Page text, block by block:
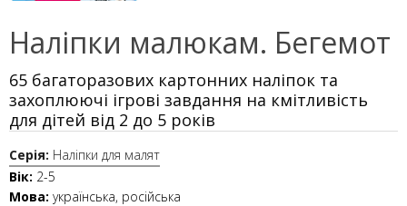
Наліпки малюкам. Бегемот
65 багаторазових картонних наліпок та
захоплюючі ігрові завдання на кмітливість
для дітей від 2 до 5 років
Серія: Наліпки для малят
Вік: 2-5
Мова: українська, російська